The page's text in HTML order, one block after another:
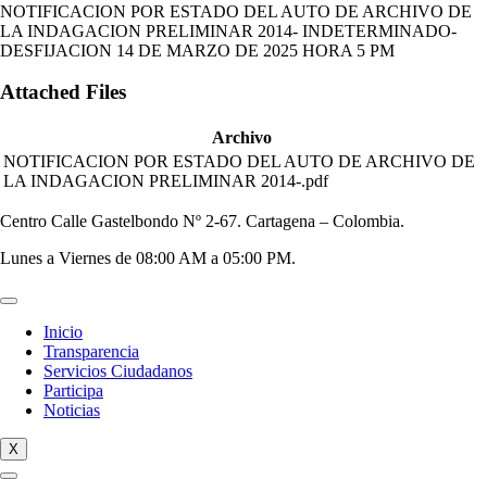
NOTIFICACION POR ESTADO DEL AUTO DE ARCHIVO DE
LA INDAGACION PRELIMINAR 2014- INDETERMINADO-
DESFIJACION 14 DE MARZO DE 2025 HORA 5 PM
Attached Files
Archivo
NOTIFICACION POR ESTADO DEL AUTO DE ARCHIVO DE
LA INDAGACION PRELIMINAR 2014-.pdf
Centro Calle Gastelbondo Nº 2-67. Cartagena – Colombia.
Lunes a Viernes de 08:00 AM a 05:00 PM.
Inicio
Transparencia
Servicios Ciudadanos
Participa
Noticias
X